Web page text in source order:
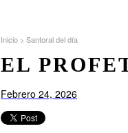
EL
Inicio > Santoral del día
Febrero 24, 2026